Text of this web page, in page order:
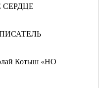
СЕРДЦЕ
Котыш «НО